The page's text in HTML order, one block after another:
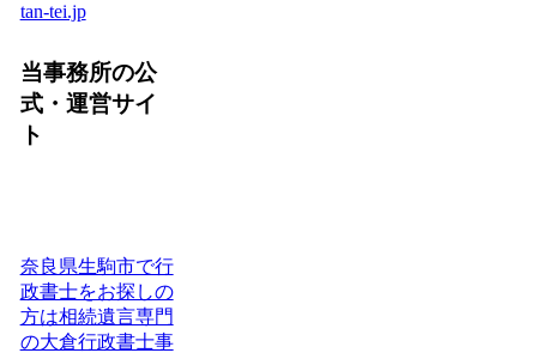
tan-tei.jp
当事務所の公
式・運営サイ
ト
奈良県生駒市で行
政書士をお探しの
方は相続遺言専門
の大倉行政書士事